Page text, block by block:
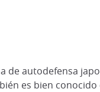
de autodefensa
es bien